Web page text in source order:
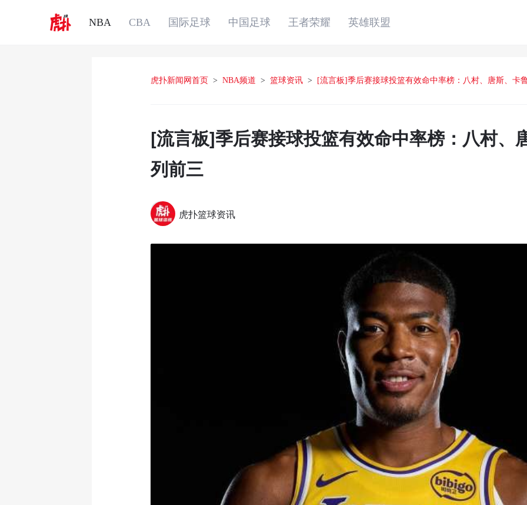
NBA CBA 国际足球 中国足球 王者荣耀 英雄联盟
虎扑新闻网首页 > NBA频道 > 篮球资讯 > [流言板]季后赛接球投篮有效命中率榜：八村、唐斯、卡
[流言板]季后赛接球投篮有效命中率榜：八村、
列前三
虎扑篮球资讯